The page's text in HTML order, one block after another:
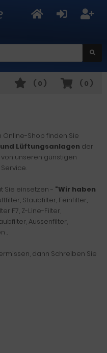
( 0 )
( 0 )
Shop finden Sie
und Lüftungsanlagen der
unseren günstigen
Sie einsetzen - "Wir haben
Staubfilter, Feinfilter,
F7, Z-Line-Filter,
Aussenfilter,
...
dann Schreiben Sie